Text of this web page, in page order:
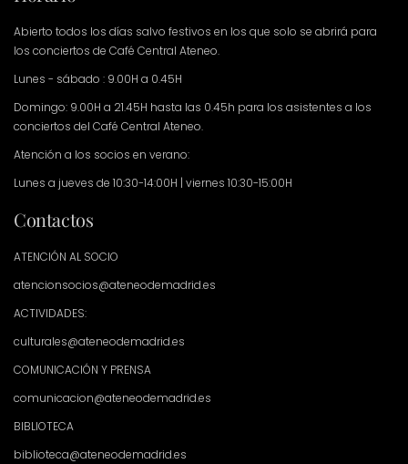
Abierto todos los días salvo festivos en los que solo se abrirá para
los conciertos de Café Central Ateneo.
Lunes - sábado : 9.00H a 0.45H
Domingo: 9.00H a 21.45H hasta las 0.45h para los asistentes a los
conciertos del Café Central Ateneo.
Atención a los socios en verano:
Lunes a jueves de 10:30-14:00H | viernes 10:30-15:00H
Contactos
ATENCIÓN AL SOCIO
atencionsocios@ateneodemadrid.es
ACTIVIDADES:
culturales@ateneodemadrid.es
COMUNICACIÓN Y PRENSA
comunicacion@ateneodemadrid.es
BIBLIOTECA
biblioteca@ateneodemadrid.es